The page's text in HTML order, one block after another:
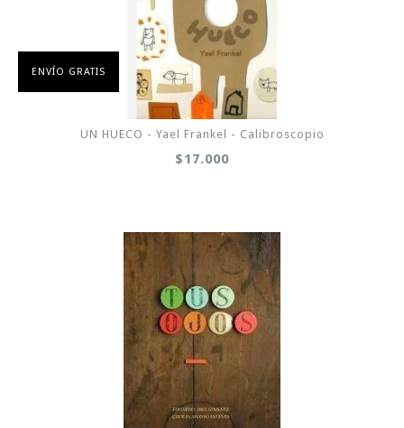
ENVÍO GRATIS
UN HUECO - Yael Frankel - Calibroscopio
$17.000